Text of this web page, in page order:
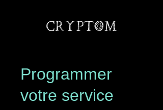
Programmer
votre service